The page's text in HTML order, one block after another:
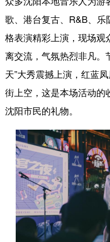
辽宁 吉林
浙江 安徽
山东 河南
广东 广西
四川 贵州
新疆 内蒙古
多语种频道
English
Русский язык
歌、港台复古、R&B、
格表演精彩上演，现场观
离交流，气氛热烈非凡。
天”大秀震撼上演，红蓝
街上空，这是本场活动的
沈阳市民的礼物。